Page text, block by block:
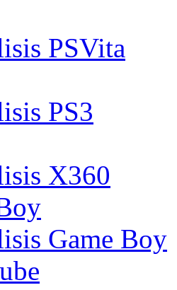
PSVita
PS3
X360
Game Boy